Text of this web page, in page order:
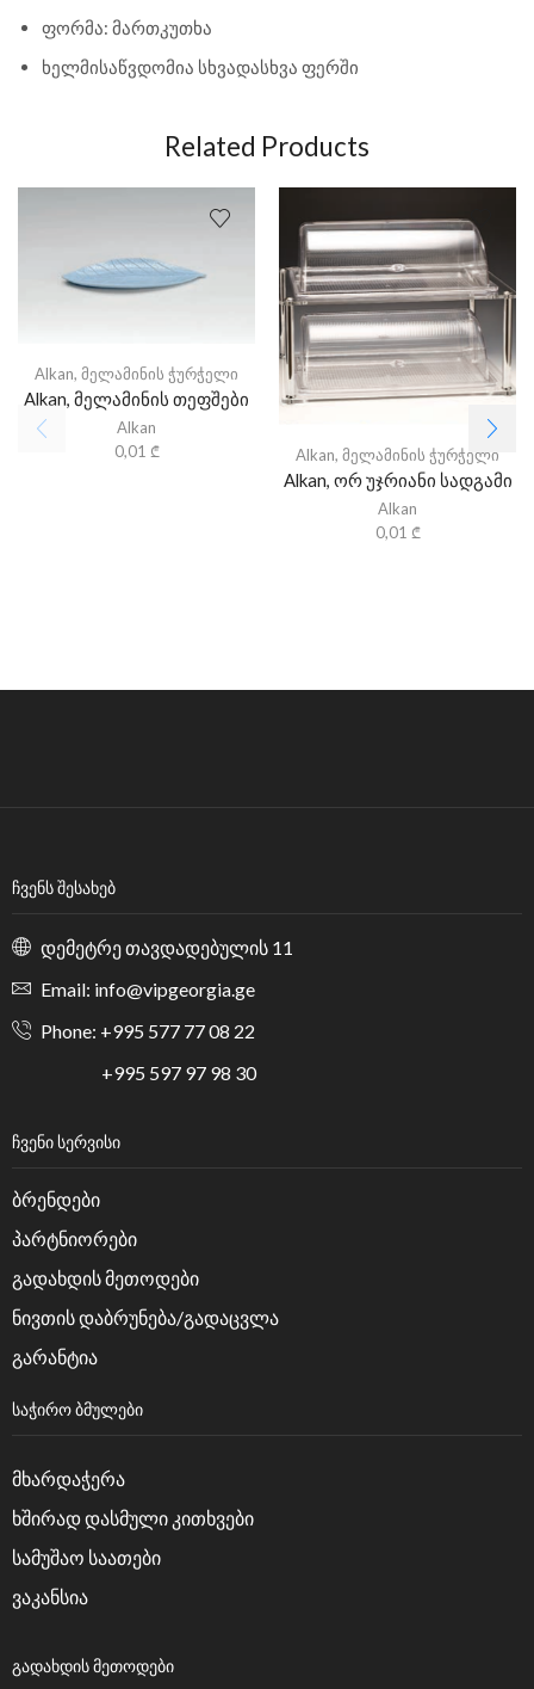
ფორმა: მართკუთხა
ხელმისაწვდომია სხვადასხვა ფერში
Related Products
Alkan, მელამინის ჭურჭელი
Alkan, მელამინის თეფშები
Alkan
0,01 ₾ Alkan, მელამინის ჭურჭელი
Alkan, ორ უჯრიანი სადგამი
Alkan
0,01 ₾
ᲩᲕᲔᲜᲡ ᲨᲔᲡᲐᲮᲔᲑ
დემეტრე თავდადებულის 11
Email: info@vipgeorgia.ge
Phone: +995 577 77 08 22
+995 597 97 98 30
ᲩᲕᲔᲜᲘ ᲡᲔᲠᲕᲘᲡᲘ
ბრენდები
პარტნიორები
გადახდის მეთოდები
ნივთის დაბრუნება/გადაცვლა
გარანტია
ᲡᲐᲭᲘᲠᲝ ᲑᲛᲣᲚᲔᲑᲘ
მხარდაჭერა
ხშირად დასმული კითხვები
სამუშაო საათები
ვაკანსია
ᲒᲐᲓᲐᲮᲓᲘᲡ ᲛᲔᲗᲝᲓᲔᲑᲘ